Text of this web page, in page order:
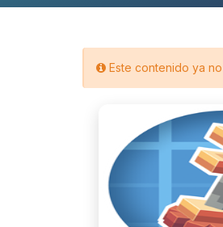
Este contenido ya